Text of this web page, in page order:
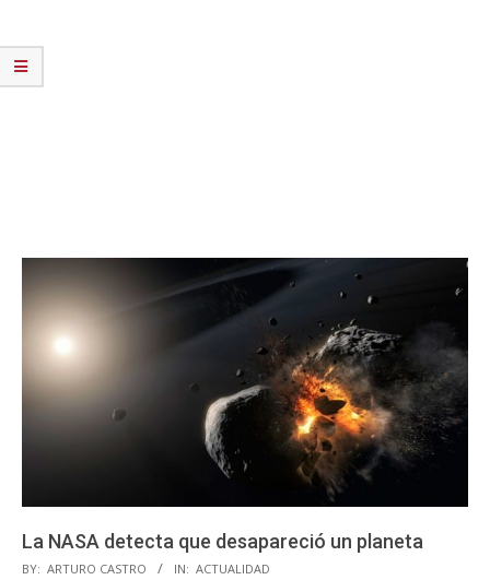
La NASA detecta que desapareció un planeta
2020-
BY: ARTURO CASTRO IN: ACTUALIDAD